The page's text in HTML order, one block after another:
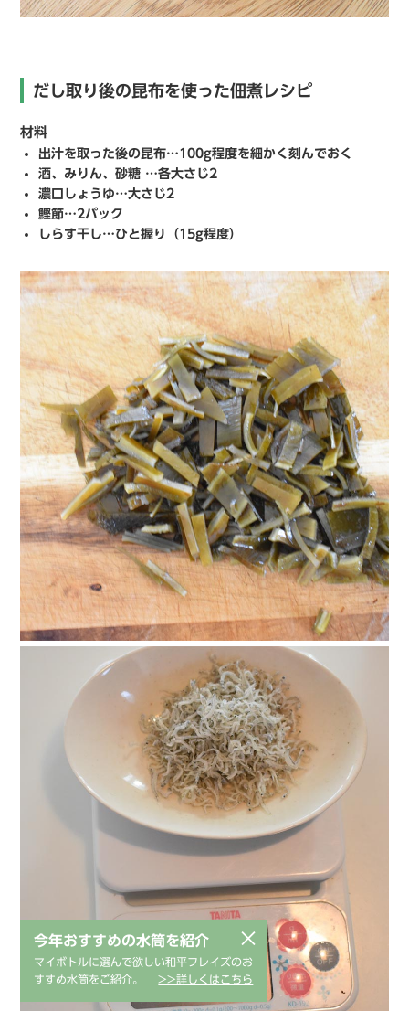
だし取り後の昆布を使った佃煮レシピ
材料
出汁を取った後の昆布…100g程度を細かく刻んでおく
酒、みりん、砂糖 …各大さじ2
濃口しょうゆ…大さじ2
鰹節…2パック
しらす干し…ひと握り（15g程度）
×
今年おすすめの水筒を紹介
マイボトルに選んで欲しい和平フレイズのお
すすめ水筒をご紹介。
>>詳しくはこちら